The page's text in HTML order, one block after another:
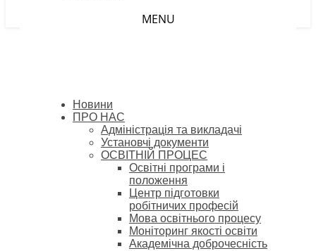
MENU
Новини
ПРО НАС
Адміністрація та викладачі
Установчі документи
ОСВІТНІЙ ПРОЦЕС
Освітні програми і
положення
Центр підготовки
робітничих професій
Мова освітнього процесу
Моніторинг якості освіти
Академічна доброчесність